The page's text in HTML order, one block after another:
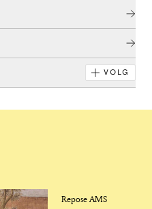
VOLG
Repose AMS